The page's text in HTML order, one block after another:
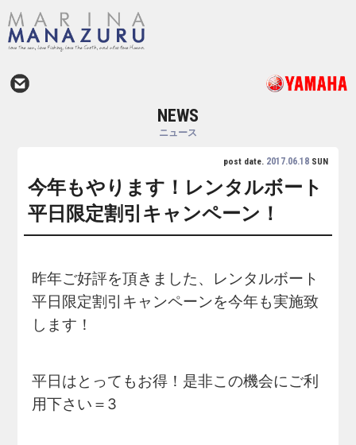
NEWS
ニュース
post date. 2017.06.18SUN
今年もやります！レンタルボート
平日限定割引キャンペーン！
昨年ご好評を頂きました、レンタルボート
平日限定割引キャンペーンを今年も実施致
します！
平日はとってもお得！是非この機会にご利
用下さい＝3